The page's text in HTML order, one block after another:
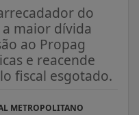
do
maior dívida
ao Propag
e reacende
fiscal esgotado.
METROPOLITANO